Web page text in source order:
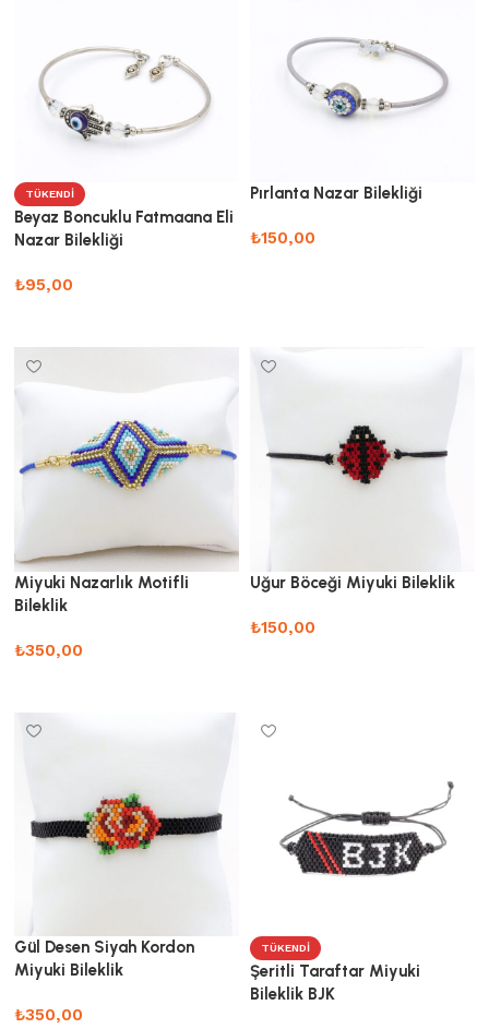
TÜKENDI
Beyaz Boncuklu Fatmaana Eli
Nazar Bilekliği
₺95,00
Pırlanta Nazar Bilekliği
₺150,00
Miyuki Nazarlık Motifli
Bileklik
₺350,00
Uğur Böceği Miyuki Bileklik
₺150,00
Gül Desen Siyah Kordon
Miyuki Bileklik
₺350,00
TÜKENDI
Şeritli Taraftar Miyuki
Bileklik BJK